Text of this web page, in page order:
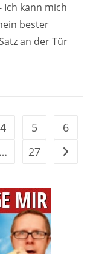
Ich kann mich
bester
an der Tür
4 5
6
…
27 Gehe